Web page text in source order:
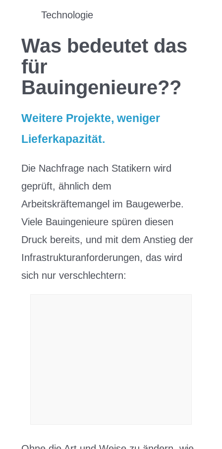
Technologie
Was bedeutet das
für
Bauingenieure??
Weitere Projekte, weniger
Lieferkapazität.
Die Nachfrage nach Statikern wird
geprüft, ähnlich dem
Arbeitskräftemangel im Baugewerbe.
Viele Bauingenieure spüren diesen
Druck bereits, und mit dem Anstieg der
Infrastrukturanforderungen, das wird
sich nur verschlechtern: